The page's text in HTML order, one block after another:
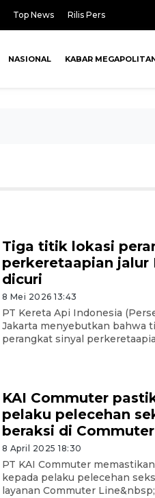
Top News Rilis Pers
NASIONAL KABAR
Tiga titik lokasi
perkeretaapian jalur
dicuri
8 Mei 2026 13:43
PT Kereta Api Indonesia
Jakarta menyebutkan bahwa
perangkat sinyal
KAI Commuter
pelaku pelecehan
beraksi di
8 April 2025 18:30
PT KAI Commuter
kepada pelaku pelecehan
layanan Commuter